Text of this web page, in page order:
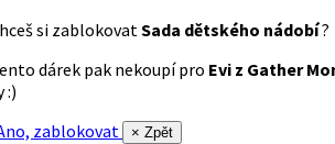
si zablokovatSada dětského nádobí?
dárek pak nekoupí pro Evi z Gather
:)
zablokovat
× Zpět